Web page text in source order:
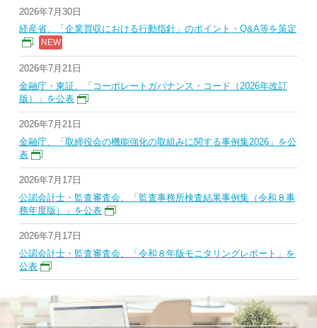
2026年7月30日
経産省、「企業買収における行動指針」のポイント・Q&A等を策定
2026年7月21日
金融庁・東証、「コーポレートガバナンス・コード（2026年改訂
版）」を公表
2026年7月21日
金融庁、「取締役会の機能強化の取組みに関する事例集2026」を公
表
2026年7月17日
公認会計士・監査審査会、「監査事務所検査結果事例集（令和８事
務年度版）」を公表
2026年7月17日
公認会計士・監査審査会、「令和８年版モニタリングレポート」を
公表